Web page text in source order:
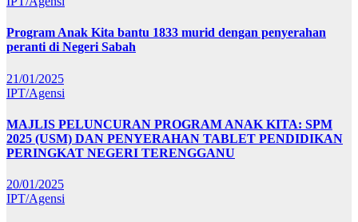
Program Anak Kita bantu 1833 murid dengan penyerahan
peranti di Negeri Sabah
21/01/2025
IPT/Agensi
MAJLIS PELUNCURAN PROGRAM ANAK KITA: SPM
2025 (USM) DAN PENYERAHAN TABLET PENDIDIKAN
PERINGKAT NEGERI TERENGGANU
20/01/2025
IPT/Agensi